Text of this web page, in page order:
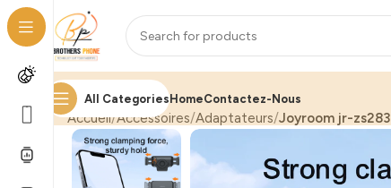
All CategoriesHomeContactez-Nous
Accueil Accessoires Adaptateurs Joyroom jr-zs283